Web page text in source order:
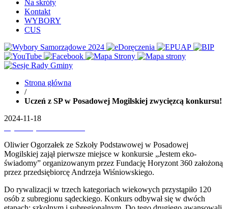
Na skróty
Kontakt
WYBORY
CUS
Strona główna
/
Uczeń z SP w Posadowej Mogilskiej zwycięzcą konkursu!
2024-11-18
Oliwier Ogorzałek ze Szkoły Podstawowej w Posadowej
Mogilskiej zajął pierwsze miejsce w konkursie „Jestem eko-
świadomy” organizowanym przez Fundację Horyzont 360 założoną
przez przedsiębiorcę Andrzeja Wiśniowskiego.
Do rywalizacji w trzech kategoriach wiekowych przystąpiło 120
osób z subregionu sądeckiego. Konkurs odbywał się w dwóch